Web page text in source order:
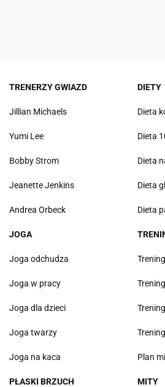
TRENERZY GWIAZD
Jillian Michaels
Yumi Lee
Bobby Strom
Jeanette Jenkins
Andrea Orbeck
DIETY
Dieta
Dieta
Dieta
Dieta
Dieta
JOGA
Joga odchudza
Joga w pracy
Joga dla dzieci
Joga twarzy
Joga na kaca Plan
PŁASKI BRZUCH MITY